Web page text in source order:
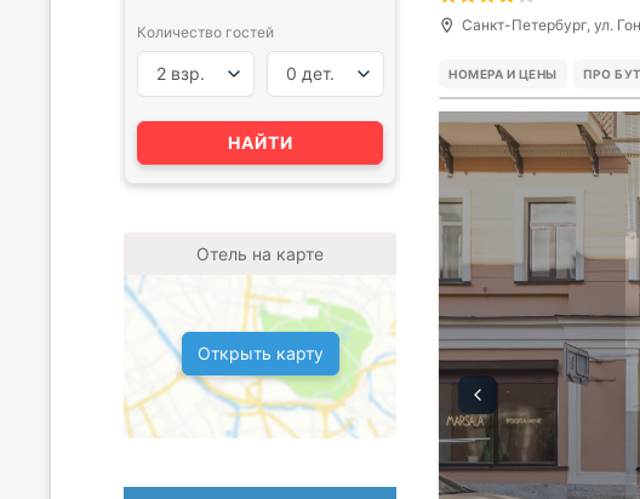
Санкт-Петербург, ул.
НОМЕРА И ЦЕНЫ ПРО
Количество гостей
2 взр. 0 дет.
НАЙТИ
Отель на карте
Открыть карту